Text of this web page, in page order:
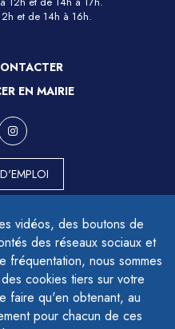
vidéos, des boutons de
des réseaux sociaux et
fréquentation, nous sommes
cookies tiers sur votre
faire qu'en obtenant, au
pour chacun de ces
et de 14h à 16h.
EN MAIRIE
CONFORME
SITE
LÉGALES
PROTECTION DES DONNÉES
COOKIES